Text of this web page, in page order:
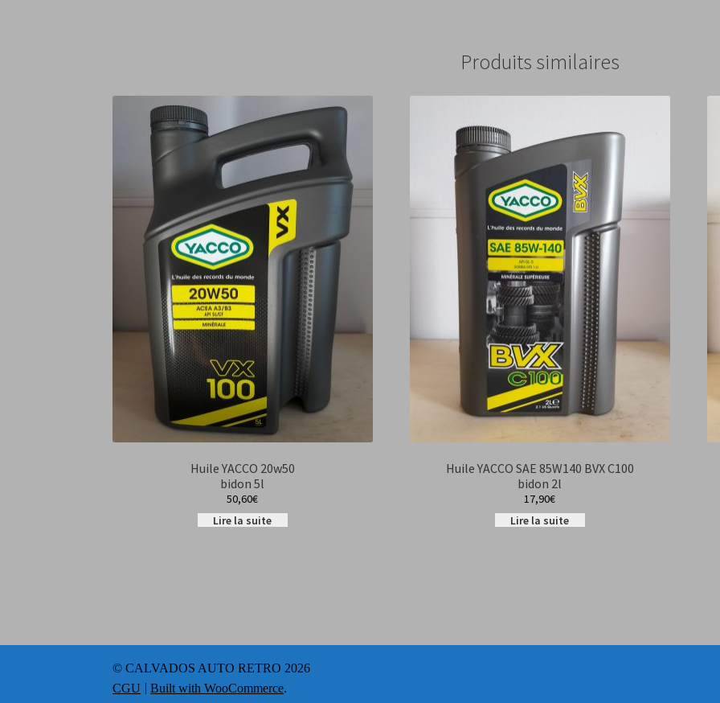
Produits similaires
Huile YACCO 20w50
bidon 5l
50,60€
Lire la suite
Huile YACCO SAE 85W140 BVX C100
bidon 2l
17,90€
Lire la suite
© CALVADOS AUTO RETRO 2026
CGU
Built with WooCommerce